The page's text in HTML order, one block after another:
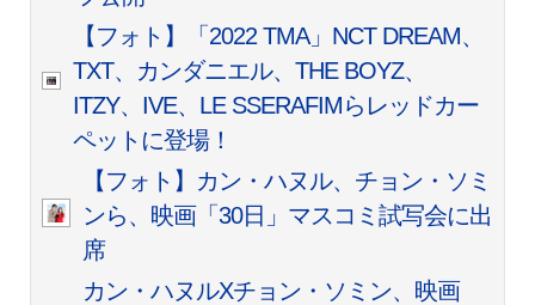
【フォト】「2022 TMA」NCT DREAM、
TXT、カンダニエル、THE BOYZ、
ITZY、IVE、LE SSERAFIMらレッドカー
ペットに登場！
【フォト】カン・ハヌル、チョン・ソミ
ンら、映画「30日」マスコミ試写会に出
席
カン・ハヌルXチョン・ソミン、映画